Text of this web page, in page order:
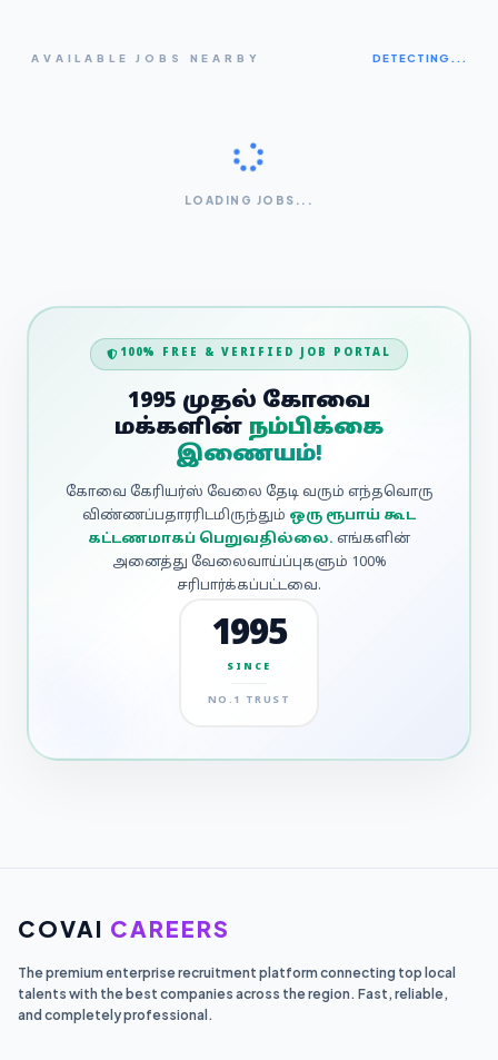
AVAILABLE JOBS NEARBY DETECTING...
LOADING JOBS...
100% FREE & VERIFIED JOB PORTAL
1995 முதல் கோவை
மக்களின் நம்பிக்கை
இணையம்!
கோவை கேரியர்ஸ் வேலை தேடி வரும் எந்தவொரு
விண்ணப்பதாரரிடமிருந்தும் ஒரு ரூபாய் கூட
கட்டணமாகப் பெறுவதில்லை. எங்களின்
அனைத்து வேலைவாய்ப்புகளும் 100%
சரிபார்க்கப்பட்டவை.
1995
SINCE
NO.1 TRUST
COVAI CAREERS
The premium enterprise recruitment platform connecting top local
talents with the best companies across the region. Fast, reliable,
and completely professional.